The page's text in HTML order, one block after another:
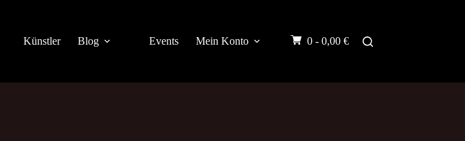
Künstler Blog Events Mein Konto 0 - 0,00 €